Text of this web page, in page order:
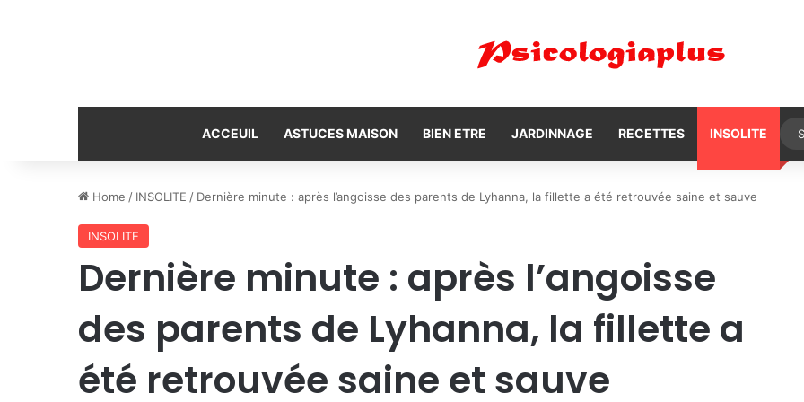
ACCEUIL ASTUCES MAISON BIEN ETRE JARDINNAGE RECETTES INSOLITE
Home / INSOLITE / Dernière minute : après l’angoisse des parents de Lyhanna, la fillette a été retrouvée saine et sauve
INSOLITE
Dernière minute : après l’angoisse
des parents de Lyhanna, la fillette a
été retrouvée saine et sauve